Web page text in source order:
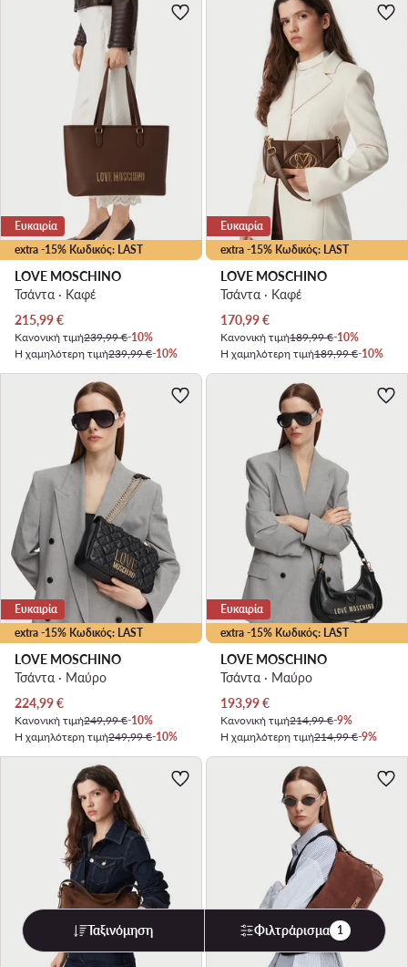
extra -15% Κωδικός: LAST
Ευκαιρία
LOVE MOSCHINO
Τσάντα · Καφέ
Τρέχουσα τιμή
215,99€
Κανονική τιμή239,99 €-10%
Η χαμηλότερη τιμή239,99 €-10%
extra -15% Κωδικός: LAST
Ευκαιρία
LOVE MOSCHINO
Τσάντα · Καφέ
Τρέχουσα τιμή
170,99€
Κανονική τιμή189,99 €-10%
Η χαμηλότερη τιμή189,99 €-10%
extra -15% Κωδικός: LAST
Ευκαιρία
LOVE MOSCHINO
Τσάντα · Μαύρο
Τρέχουσα τιμή
224,99€
Κανονική τιμή249,99 €-10%
Η χαμηλότερη τιμή249,99 €-10%
extra -15% Κωδικός: LAST
Ευκαιρία
LOVE MOSCHINO
Τσάντα · Μαύρο
Τρέχουσα τιμή
193,99€
Κανονική τιμή214,99 €-9%
Η χαμηλότερη τιμή214,99 €-9%
Ταξινόμηση Φιλτράρισμα 1